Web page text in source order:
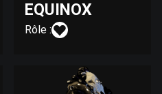
EQUINOX
Rôle :